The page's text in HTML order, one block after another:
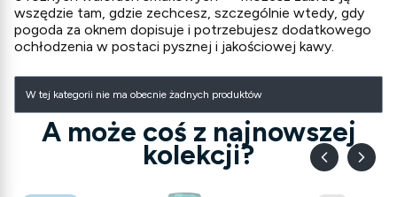
wszędzie tam, gdzie zechcesz, szczególnie wtedy, gdy
pogoda za oknem dopisuje i potrzebujesz dodatkowego
ochłodzenia w postaci pysznej i jakościowej kawy.
Lista produktów
W tej kategorii nie ma obecnie żadnych produktów
A może coś z najnowszej
kolekcji?